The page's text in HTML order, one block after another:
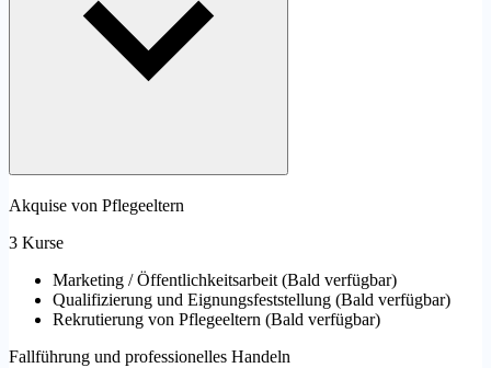
Akquise von Pflegeeltern
3 Kurse
Marketing / Öffentlichkeitsarbeit (Bald verfügbar)
Qualifizierung und Eignungsfeststellung (Bald verfügbar)
Rekrutierung von Pflegeeltern (Bald verfügbar)
Fallführung und professionelles Handeln